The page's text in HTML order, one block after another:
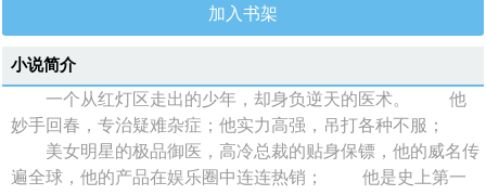
加入书架
小说简介
一个从红灯区走出的少年，却身负逆天的医术。 他
妙手回春，专治疑难杂症；他实力高强，吊打各种不服；
美女明星的极品御医，高冷总裁的贴身保镖，他的威名传
遍全球，他的产品在娱乐圈中连连热销； 他是史上第一